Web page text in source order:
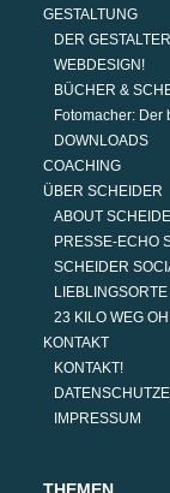
GESTALTUNG
DER
WEBDESIGN!
BÜCHER &
Fotomacher: Der
DOWNLOADS
COACHING
ÜBER SCHEIDER
ABOUT
PRESSE-ECHO
SCHEIDER
LIEBLINGSORTE
23 KILO WEG
KONTAKT
KONTAKT!
IMPRESSUM